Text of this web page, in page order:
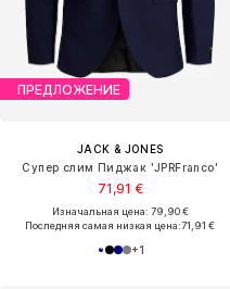
ПРЕДЛОЖЕНИЕ
JACK & JONES
Cупер слим Пиджак 'JPRFranco'
71,91 €
Изначальная цена: 79,90 €
Последняя самая низкая цена:71,91 €
+1